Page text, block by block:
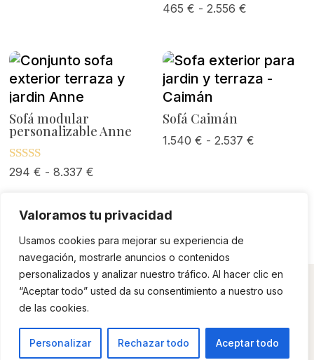
Valoramos tu privacidad
Usamos cookies para mejorar su experiencia de
navegación, mostrarle anuncios o contenidos
personalizados y analizar nuestro tráfico. Al hacer clic en
“Aceptar todo” usted da su consentimiento a nuestro uso
de las cookies.
Personalizar Rechazar todo Aceptar todo
2.846 €
465€ - 2.556€
desde
465 €
Sofá modular
personalizable Anne
Valorado
294€ - 8.337€
precios:
desde
294 €
hasta
8.337 €
Sofá Caimán
1.540€ - 2.537€
© 2023 - Outdoor in Green, S.L.